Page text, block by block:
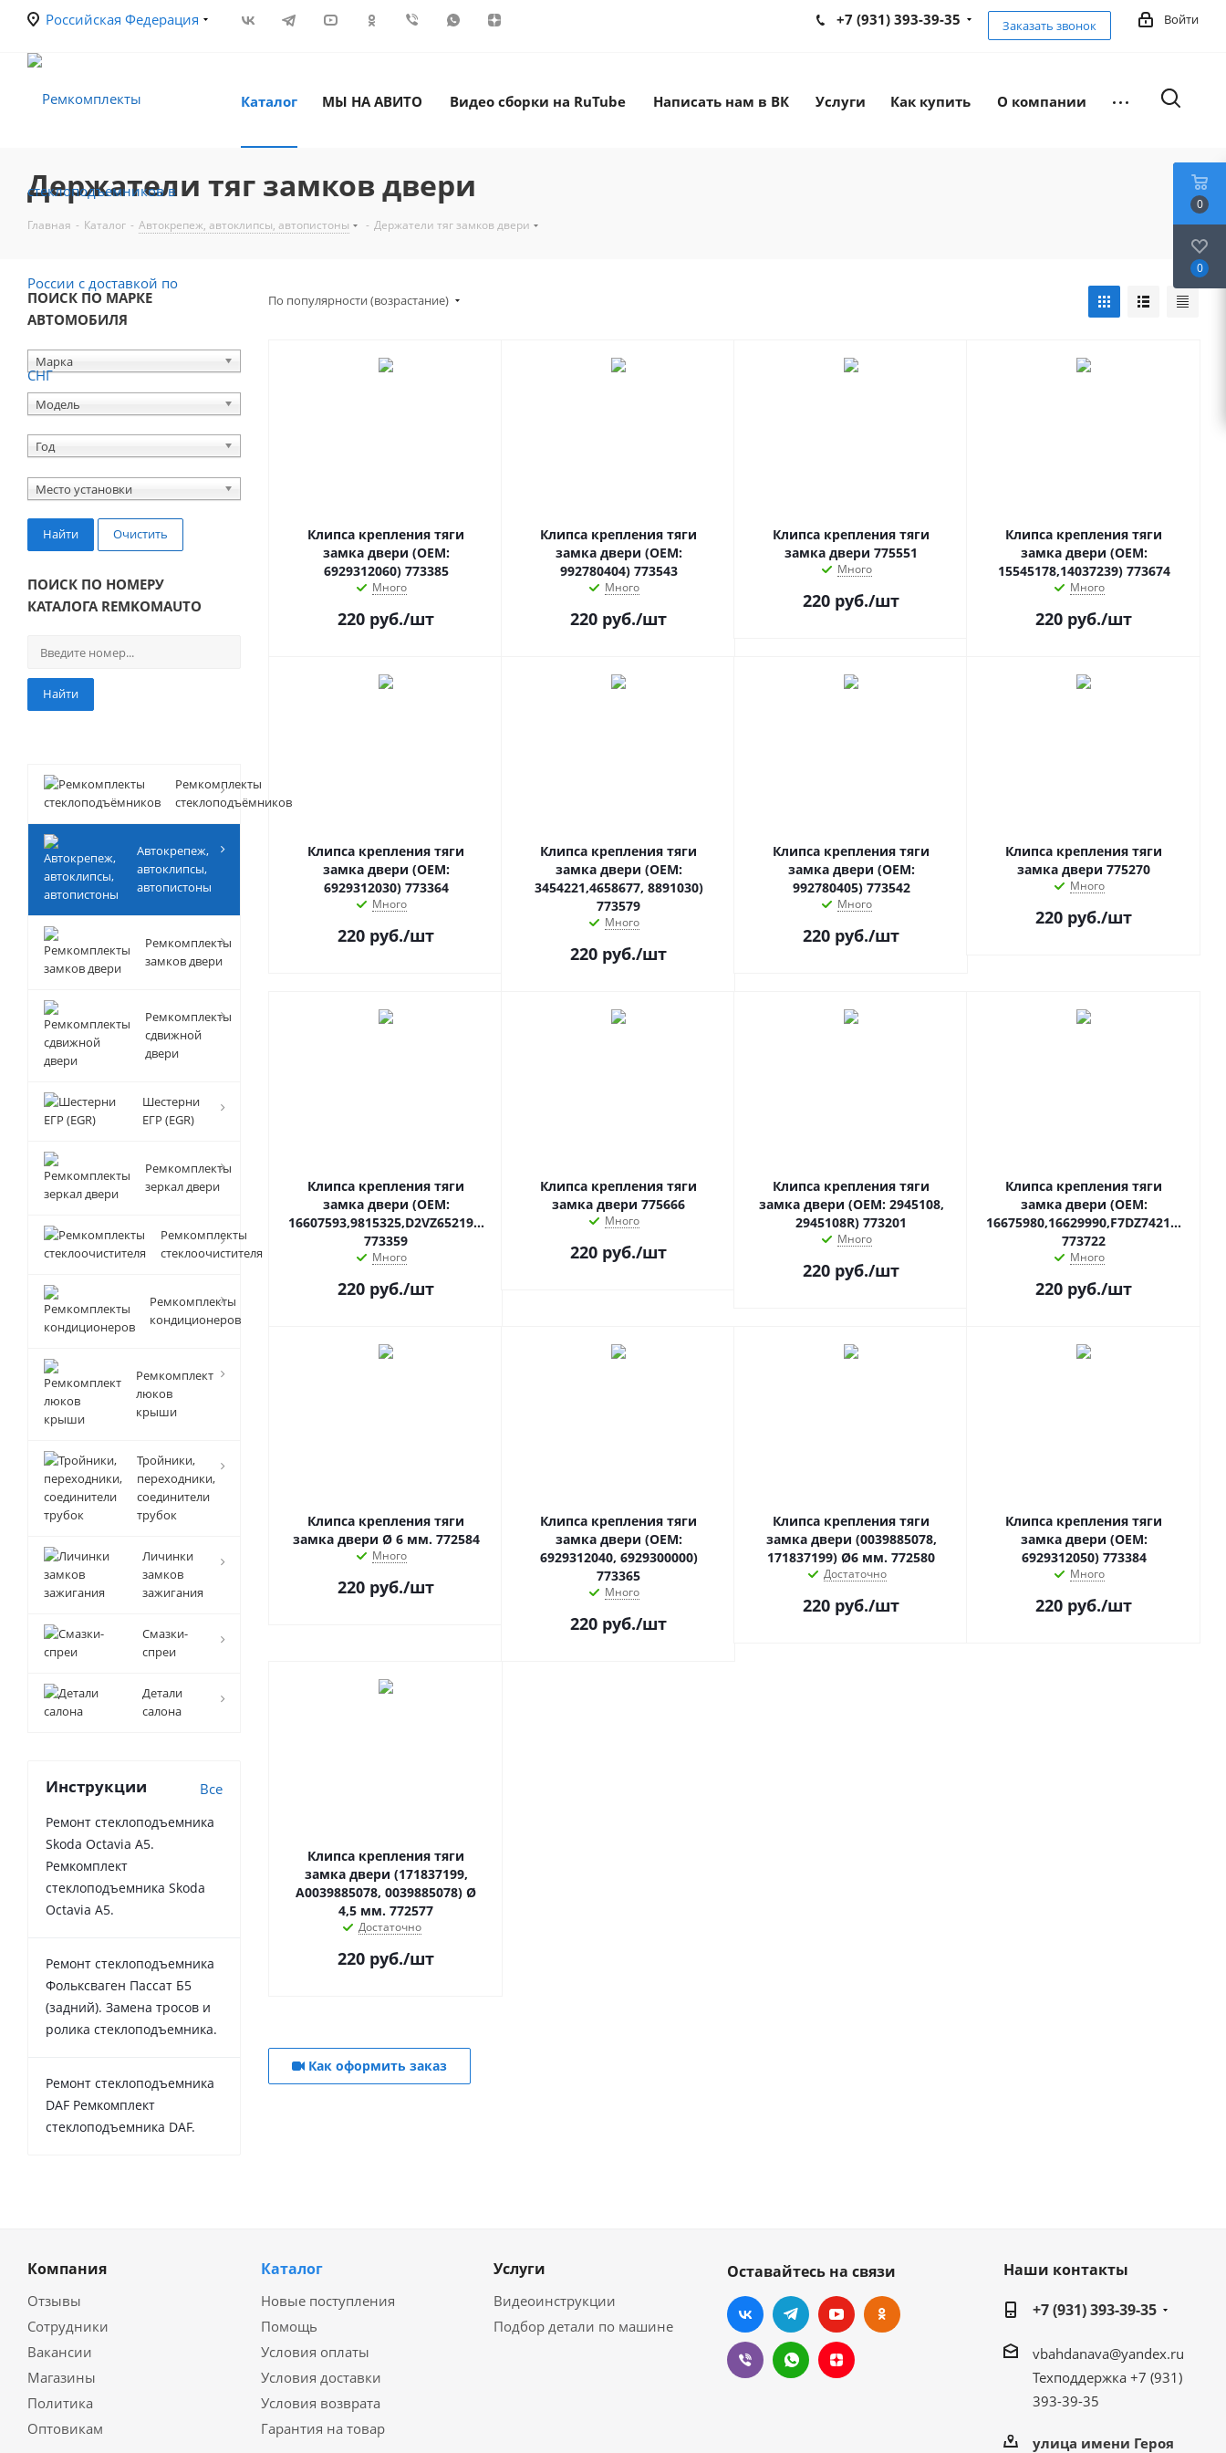
Российская Федерация Войти
+7 (931) 393-39-35 Заказать звонок
Каталог МЫ НА АВИТО Видео сборки на RuTube Написать нам в ВК Услуги Как купить О компании
Держатели тяг замков двери
Главная - Каталог - Автокрепеж, автоклипсы, автопистоны - Держатели тяг замков двери
ПОИСК ПО МАРКЕ
АВТОМОБИЛЯ
Марка
Модель
Год
Место установки
Найти Очистить
ПОИСК ПО НОМЕРУ
КАТАЛОГА REMKOMAUTO
Найти
Ремкомплекты
стеклоподъёмников
Автокрепеж,
автоклипсы,
автопистоны
Ремкомплекты
замков двери
Ремкомплекты
сдвижной
двери
Шестерни
ЕГР (EGR)
Ремкомплекты
зеркал двери
Ремкомплекты
стеклоочистителя
Ремкомплекты
кондиционеров
Ремкомплект
люков
крыши
Тройники,
переходники,
соединители
трубок
Личинки
замков
зажигания
Смазки-
спреи
Детали
салона
Инструкции Все
Ремонт стеклоподъемника
Skoda Octavia A5.
Ремкомплект
стеклоподъемника Skoda
Octavia A5.
Ремонт стеклоподъемника
Фольксваген Пассат Б5
(задний). Замена тросов и
ролика стеклоподъемника.
Ремонт стеклоподъемника
DAF Ремкомплект
стеклоподъемника DAF.
По популярности (возрастание)
Клипса крепления тяги
замка двери (OEM:
6929312060) 773385
Много
220 руб./шт
Клипса крепления тяги
замка двери (OEM:
992780404) 773543
Много
220 руб./шт
Клипса крепления тяги
замка двери 775551
Много
220 руб./шт
Клипса крепления тяги
замка двери (OEM:
15545178,14037239) 773674
Много
220 руб./шт
Клипса крепления тяги
замка двери (OEM:
6929312030) 773364
Много
220 руб./шт
Клипса крепления тяги
замка двери (OEM:
3454221,4658677, 8891030)
773579
Много
220 руб./шт
Клипса крепления тяги
замка двери (OEM:
992780405) 773542
Много
220 руб./шт
Клипса крепления тяги
замка двери 775270
Много
220 руб./шт
Клипса крепления тяги
замка двери (OEM:
16607593,9815325,D2VZ6521952A,4003673L,2945109L)
773359
Много
220 руб./шт
Клипса крепления тяги
замка двери 775666
Много
220 руб./шт
Клипса крепления тяги
замка двери (OEM: 2945108,
2945108R) 773201
Много
220 руб./шт
Клипса крепления тяги
замка двери (OEM:
773722
Много
220 руб./шт
Клипса крепления тяги
замка двери Ø 6 мм. 772584
Много
220 руб./шт
Клипса крепления тяги
замка двери (OEM:
6929312040, 6929300000)
773365
Много
220 руб./шт
Клипса крепления тяги
замка двери (0039885078,
171837199) Ø6 мм. 772580
Достаточно
220 руб./шт
Клипса крепления тяги
замка двери (OEM:
6929312050) 773384
Много
220 руб./шт
Клипса крепления тяги
замка двери (171837199,
A0039885078, 0039885078) Ø
4,5 мм. 772577
Достаточно
220 руб./шт
Как оформить заказ
Компания
Отзывы
Сотрудники
Вакансии
Магазины
Политика
Оптовикам
Каталог
Новые поступления
Помощь
Условия оплаты
Условия доставки
Условия возврата
Гарантия на товар
Услуги
Видеоинструкции
Подбор детали по машине
Оставайтесь на связи
Наши контакты
+7 (931) 393-39-35
vbahdanava@yandex.ru
Техподдержка +7 (931)
393-39-35
улица имени Героя
0
0